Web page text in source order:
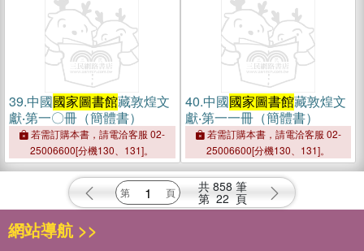
39.中國國家圖書館藏敦煌文
獻‧第一〇冊（簡體書）
若需訂購本書，請電洽客服 02-
25006600[分機130、131]。
40.中國國家圖書館藏敦煌文
獻‧第一一冊（簡體書）
若需訂購本書，請電洽客服 02-
25006600[分機130、131]。
共 858 筆
第 22 頁
網站導航 >>